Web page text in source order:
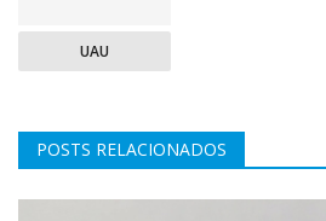
UAU
POSTS RELACIONADOS